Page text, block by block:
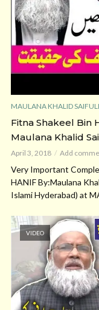
MAULANA KHALID
Fitna Shakeel Bin
Maulana Khalid
April 3, 2018 Add
Very Important
HANIF By:Maulana
Islami Hyderabad) at
VIDEO